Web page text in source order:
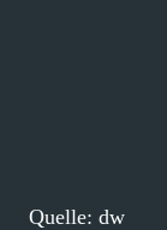
Quelle: dw